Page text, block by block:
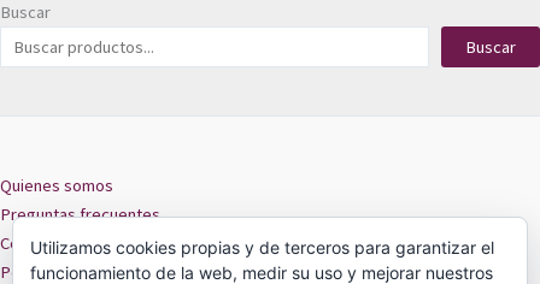
Buscar
Buscar
Quienes somos
Preguntas frecuentes
Contacto
Políticas de privacidad
Utilizamos cookies propias y de terceros para garantizar el
funcionamiento de la web, medir su uso y mejorar nuestros